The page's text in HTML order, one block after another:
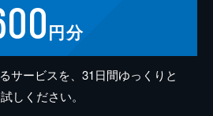
円分
サービスを、31日間ゆっくりと
しください。